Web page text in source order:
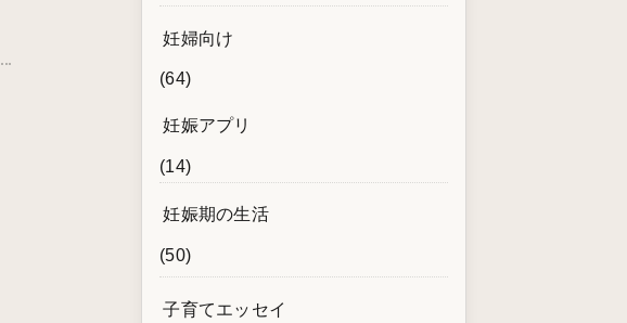
妊婦向け
(64)
妊娠アプリ
(14)
妊娠期の生活
(50)
子育てエッセイ